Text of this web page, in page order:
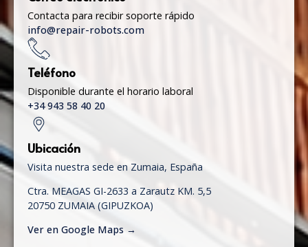
Contacta para recibir soporte rápido
info@repair-robots.com
Teléfono
Disponible durante el horario laboral
+34 943 58 40 20
Ubicación
Visita nuestra sede en Zumaia, España
Ctra. MEAGAS GI-2633 a Zarautz KM. 5,5
20750 ZUMAIA (GIPUZKOA)
Ver en Google Maps →